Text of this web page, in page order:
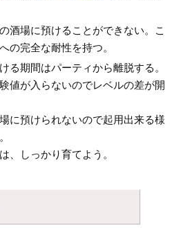
酒場に預けることができない。こ
の完全な耐性を持つ。
る期間はパーティから離脱する。
値が入らないのでレベルの差が開
に預けられないので起用出来る様
、しっかり育てよう。